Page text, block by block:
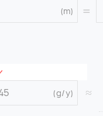
(m) =
(g/y)
≈